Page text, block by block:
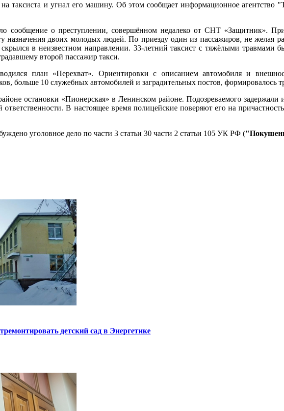
таксиста и угнал его машину. Об этом сообщает информационное
сообщение о преступлении, совершённом недалеко от СНТ «Защитник».
назначения двоих молодых людей. По приезду один из пассажиров, не желая
в неизвестном направлении. 33-летний таксист с тяжёлыми травмами
второй пассажир такси.
план «Перехват». Ориентировки с описанием автомобиля и
больше 10 служебных автомобилей и заградительных постов, формировалось
остановки «Пионерская» в Ленинском районе. Подозреваемого
В настоящее время полицейские поверяют его на
уголовное дело по части 3 статьи 30 части 2 статьи 105 УК РФ (
детский сад в Энергетике